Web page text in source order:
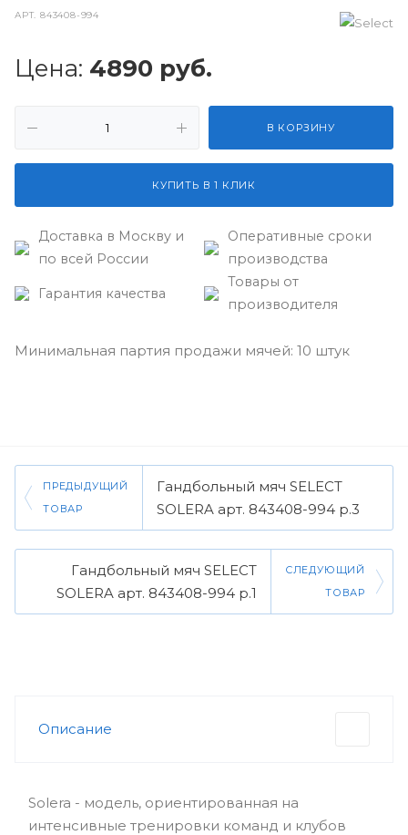
АРТ.843408-994
Цена: 4890 руб.
В КОРЗИНУ
КУПИТЬ В 1 КЛИК
Доставка в Москву и
по всей России
Оперативные сроки
производства
Гарантия качества
Товары от
производителя
Минимальная партия продажи мячей: 10 штук
ПРЕДЫДУЩИЙ
ТОВАР
Гандбольный мяч SELECT
SOLERA арт. 843408-994 р.3
Гандбольный мяч SELECT
SOLERA арт. 843408-994 р.1
СЛЕДУЮЩИЙ
ТОВАР
Описание
Solera - модель, ориентированная на
интенсивные тренировки команд и клубов